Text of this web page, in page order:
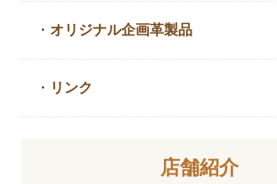
・ オリジナル企画革製品
・ リンク
店舗紹介